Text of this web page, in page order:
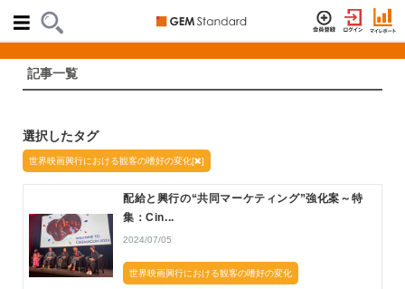
記事一覧
選択したタグ
世界映画興行における観客の嗜好の変化[ ]
配給と興行の“共同マーケティング”強化案～特
集：Cin...
2024/07/05
世界映画興行における観客の嗜好の変化